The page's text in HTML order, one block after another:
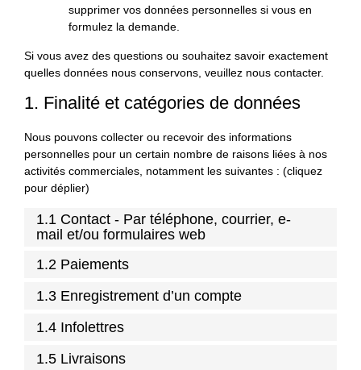
supprimer vos données personnelles si vous en
formulez la demande.
Si vous avez des questions ou souhaitez savoir exactement
quelles données nous conservons, veuillez nous contacter.
1. Finalité et catégories de données
Nous pouvons collecter ou recevoir des informations
personnelles pour un certain nombre de raisons liées à nos
activités commerciales, notamment les suivantes : (cliquez
pour déplier)
1.1 Contact - Par téléphone, courrier, e-
mail et/ou formulaires web
1.2 Paiements
1.3 Enregistrement d’un compte
1.4 Infolettres
1.5 Livraisons